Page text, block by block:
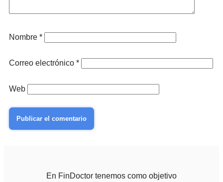
Nombre *
Correo electrónico *
Web
En FinDoctor tenemos como objetivo